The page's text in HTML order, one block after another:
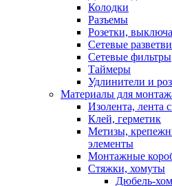
Колодки
Разъемы
Розетки,
Сетевые
Сетевые фильтры
Таймеры
Удлинители и
Материалы для
Изолента, лента
Клей, герметик
Метизы,
элементы
Монтажные
Стяжки, хомуты
Дюбель-